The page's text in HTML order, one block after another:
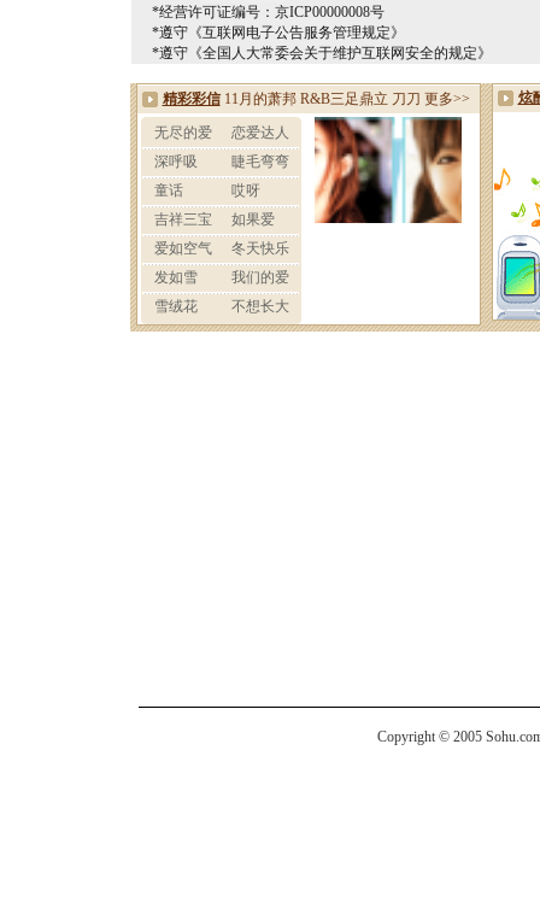
*经营许可证编号：京ICP00000008号
*遵守《互联网电子公告服务管理规定》
*遵守《全国人大常委会关于维护互联网安全的规定》
Copyright © 2005